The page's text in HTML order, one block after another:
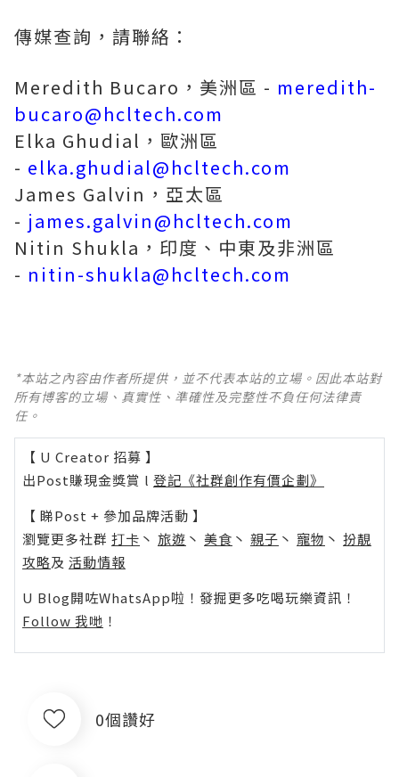
傳媒查詢，請聯絡：
Meredith Bucaro，美洲區 - meredith-
bucaro@hcltech.com
Elka Ghudial，歐洲區
- elka.ghudial@hcltech.com
James Galvin，亞太區
- james.galvin@hcltech.com
Nitin Shukla，印度、中東及非洲區
- nitin-shukla@hcltech.com
*本站之內容由作者所提供，並不代表本站的立場。因此本站對
所有博客的立場、真實性、準確性及完整性不負任何法律責
任。
【 U Creator 招募 】
出Post賺現金獎賞 l 登記《社群創作有價企劃》
【 睇Post + 參加品牌活動 】
瀏覽更多社群 打卡 丶 旅遊 丶 美食 丶 親子 丶 寵物 丶 扮靚
攻略及 活動情報
U Blog開咗WhatsApp啦！發掘更多吃喝玩樂資訊！
Follow 我哋 ！
0個讚好